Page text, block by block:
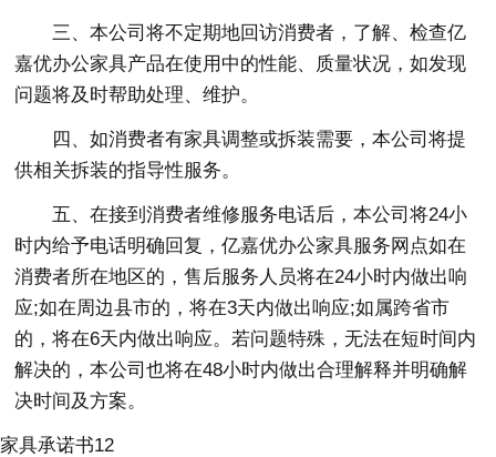
三、本公司将不定期地回访消费者，了解、检查亿
嘉优办公家具产品在使用中的性能、质量状况，如发现
问题将及时帮助处理、维护。
四、如消费者有家具调整或拆装需要，本公司将提
供相关拆装的指导性服务。
五、在接到消费者维修服务电话后，本公司将24小
时内给予电话明确回复，亿嘉优办公家具服务网点如在
消费者所在地区的，售后服务人员将在24小时内做出响
应;如在周边县市的，将在3天内做出响应;如属跨省市
的，将在6天内做出响应。若问题特殊，无法在短时间内
解决的，本公司也将在48小时内做出合理解释并明确解
决时间及方案。
家具承诺书12